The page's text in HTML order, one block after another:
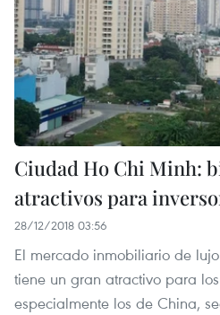
Ciudad Ho Chi Minh:
atractivos para
28/12/2018 03:56
El mercado inmobiliario de
tiene un gran atractivo para
especialmente los de China,